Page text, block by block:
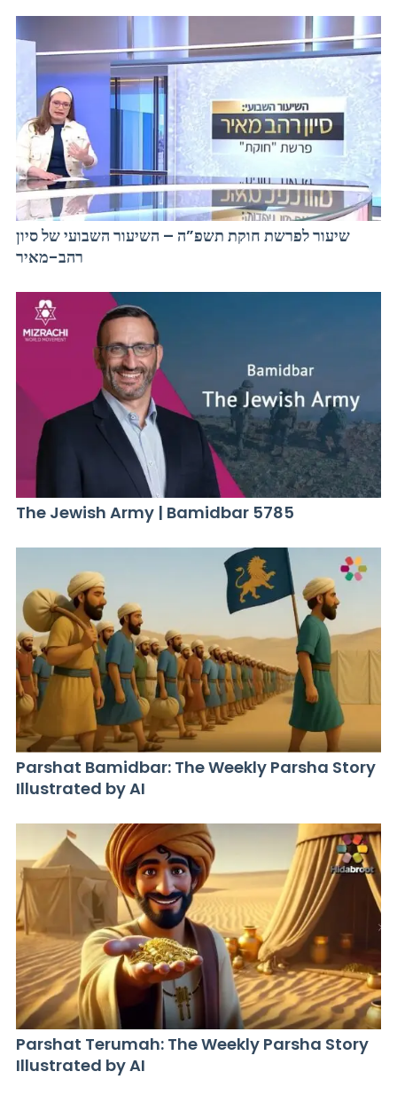
שיעור לפרשת חוקת תשפ”ה – השיעור השבועי של סיון
רהב-מאיר
The Jewish Army | Bamidbar 5785
Parshat Bamidbar: The Weekly Parsha Story
Illustrated by AI
Parshat Terumah: The Weekly Parsha Story
Illustrated by AI